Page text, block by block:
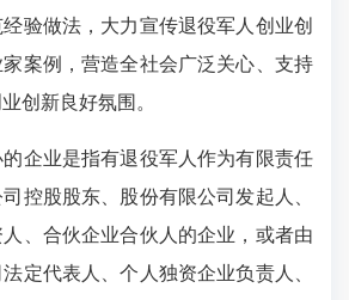
验做法，大力宣传退役军人创业创
案例，营造全社会广泛关心、支持
创新良好氛围。
业是指有退役军人作为有限责任
控股股东、股份有限公司发起人、
、合伙企业合伙人的企业，或者由
定代表人、个人独资企业负责人、